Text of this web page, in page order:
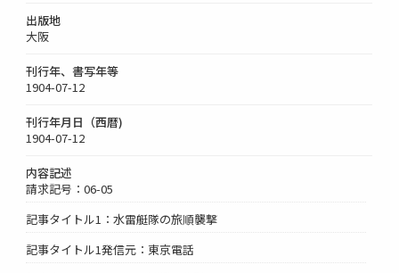
出版地
大阪
刊行年、書写年等
1904-07-12
刊行年月日（西暦)
1904-07-12
内容記述
請求記号：06-05
記事タイトル1：水雷艇隊の旅順襲撃
記事タイトル1発信元：東京電話